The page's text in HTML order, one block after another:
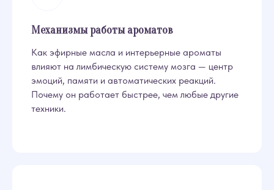
Механизмы работы ароматов
Как эфирные масла и интерьерные ароматы
влияют на лимбическую систему мозга — центр
эмоций, памяти и автоматических реакций.
Почему он работает быстрее, чем любые другие
техники.